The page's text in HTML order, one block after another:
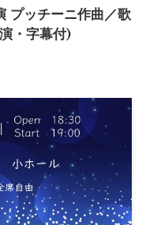
プッチーニ作曲／歌
・字幕付)